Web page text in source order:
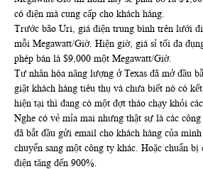
có điện mà cung cấp cho khách hàng.
Trước bão Uri, giá điện trung bình trên lưới
mỗi Megawatt/Giờ. Hiện giờ, giá sỉ tối đa
phép bán là $9,000 một Megawatt/Giờ.
Tư nhân hóa năng lượng ở Texas đã mở đầu
giật khách hàng tiêu thụ và chưa biết nó có
hiện tại thì đang có một đợt tháo chạy khỏi
Nghe có vẻ mỉa mai nhưng thật sự là các
đã bắt đầu gửi email cho khách hàng của
chuyển sang một công ty khác. Hoặc chuẩn
điện tăng đến 900%.